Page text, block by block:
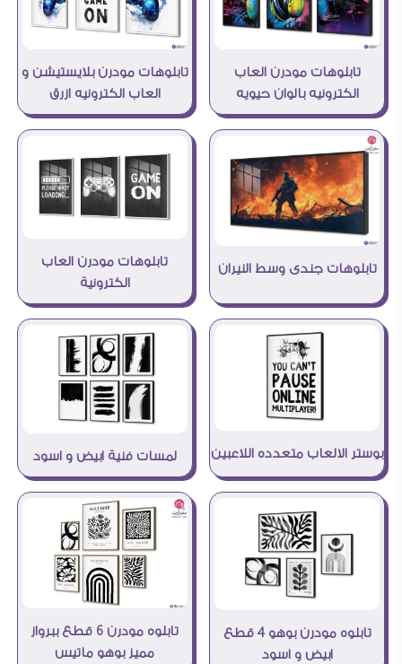
تابلوهات مودرن العاب
الكترونيه بالوان حيويه
تابلوهات مودرن بلايستيشن و
العاب الكترونيه ازرق
تابلوهات جندى وسط النيران
تابلوهات مودرن العاب
الكترونية
بوستر الالعاب متعدده اللاعبين لمسات فنية ابيض و اسود
تابلوه مودرن بوهو 4 قطع
ابيض و اسود
تابلوه مودرن 6 قطع ببرواز
مميز بوهو ماتيس